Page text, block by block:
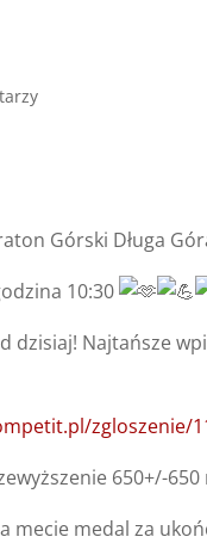
Górski Długa
10:30
dzisiaj! Najtańsze
zgloszenie/
650+/-650
mecie medal za